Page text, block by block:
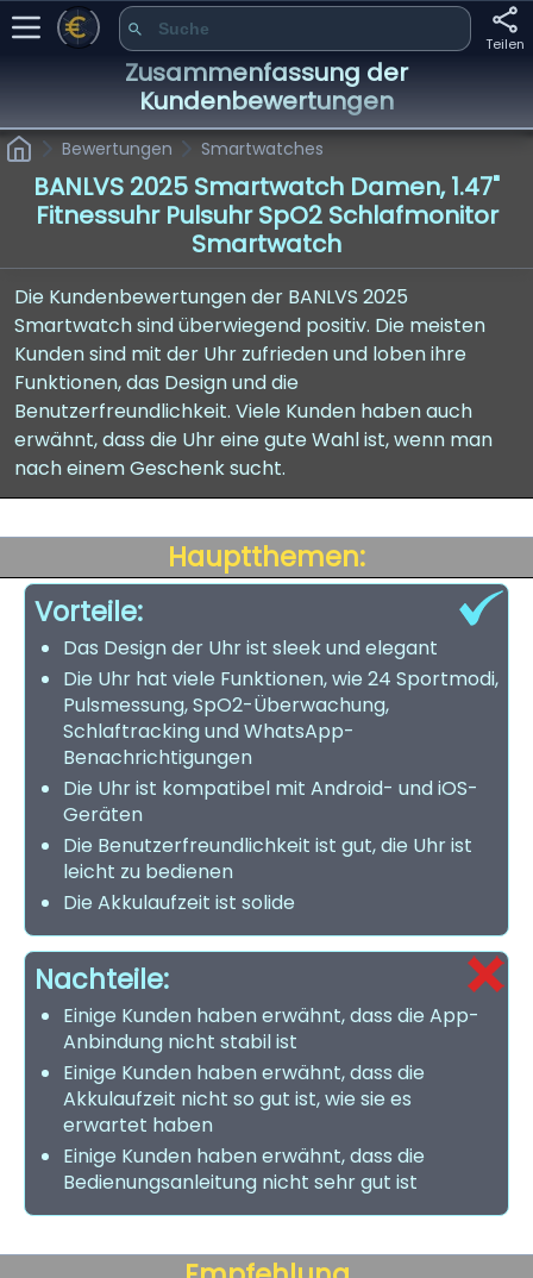
Teilen
Zusammenfassung der
Kundenbewertungen
Bewertungen Smartwatches
BANLVS 2025 Smartwatch Damen, 1.47"
Fitnessuhr Pulsuhr SpO2 Schlafmonitor
Smartwatch
Die Kundenbewertungen der BANLVS 2025
Smartwatch sind überwiegend positiv. Die meisten
Kunden sind mit der Uhr zufrieden und loben ihre
Funktionen, das Design und die
Benutzerfreundlichkeit. Viele Kunden haben auch
erwähnt, dass die Uhr eine gute Wahl ist, wenn man
nach einem Geschenk sucht.
Hauptthemen:
Vorteile:
Das Design der Uhr ist sleek und elegant
Die Uhr hat viele Funktionen, wie 24 Sportmodi,
Pulsmessung, SpO2-Überwachung,
Schlaftracking und WhatsApp-
Benachrichtigungen
Die Uhr ist kompatibel mit Android- und iOS-
Geräten
Die Benutzerfreundlichkeit ist gut, die Uhr ist
leicht zu bedienen
Die Akkulaufzeit ist solide
Nachteile:
Einige Kunden haben erwähnt, dass die App-
Anbindung nicht stabil ist
Einige Kunden haben erwähnt, dass die
Akkulaufzeit nicht so gut ist, wie sie es
erwartet haben
Einige Kunden haben erwähnt, dass die
Bedienungsanleitung nicht sehr gut ist